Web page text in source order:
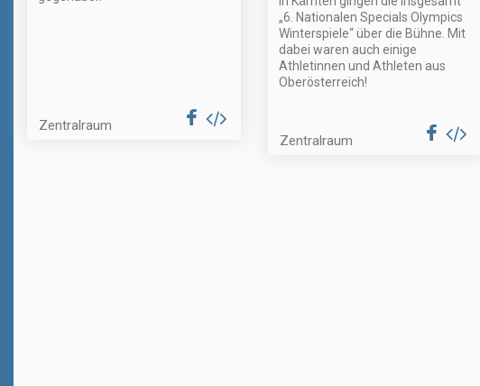
Zentralraum
„6. Nationalen Specials Olympics
Winterspiele“ über die Bühne. Mit
dabei waren auch einige
Athletinnen und Athleten aus
Oberösterreich!
Zentralraum